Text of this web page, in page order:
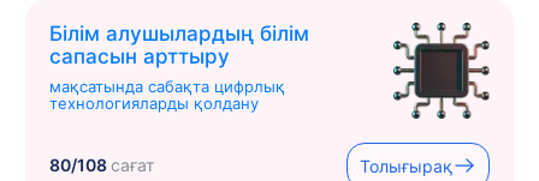
Білім алушылардың білім
сапасын арттыру
мақсатында сабақта цифрлық
технологияларды қолдану
80/108сағат Толығырақ